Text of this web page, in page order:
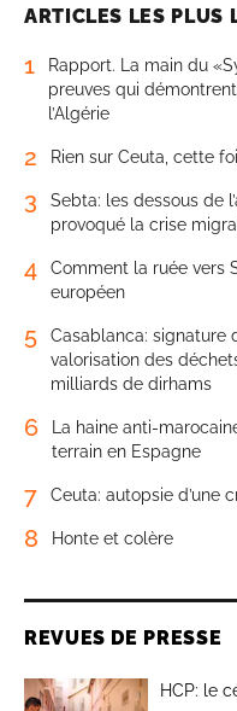
ARTICLES LES PLUS
1
Rapport. La main du
preuves qui
l’Algérie
2 Rien sur Ceuta, cette
3
Sebta: les dessous de
provoqué la crise
4
Comment la ruée vers
européen
5
Casablanca: signature
valorisation des
milliards de dirhams
6
La haine anti-
terrain en Espagne
7 Ceuta: autopsie d’une
8 Honte et colère
REVUES DE PRESSE
HCP: le